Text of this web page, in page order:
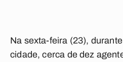
Na sexta-feira (23),
cidade, cerca de dez